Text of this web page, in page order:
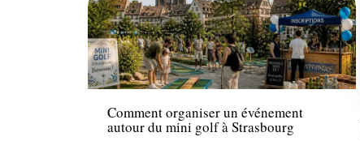
Famille
Comment organiser un événement
autour du mini golf à Strasbourg